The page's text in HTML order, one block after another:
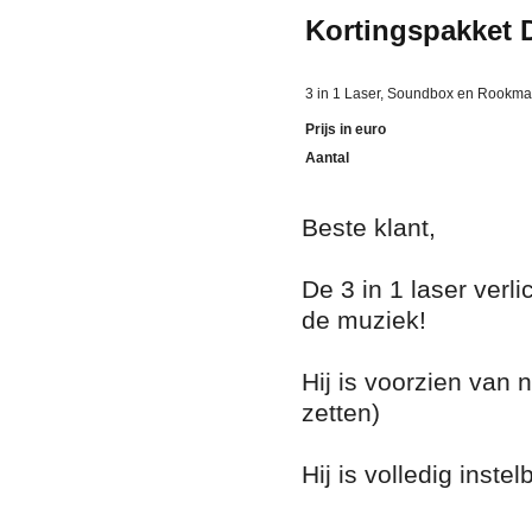
Kortingspakket
3 in 1 Laser, Soundbox en
Prijs in euro
Aantal
Beste klant,
De 3 in 1 laser
de muziek!
Hij is voorzien van
zetten)
Hij is volledig